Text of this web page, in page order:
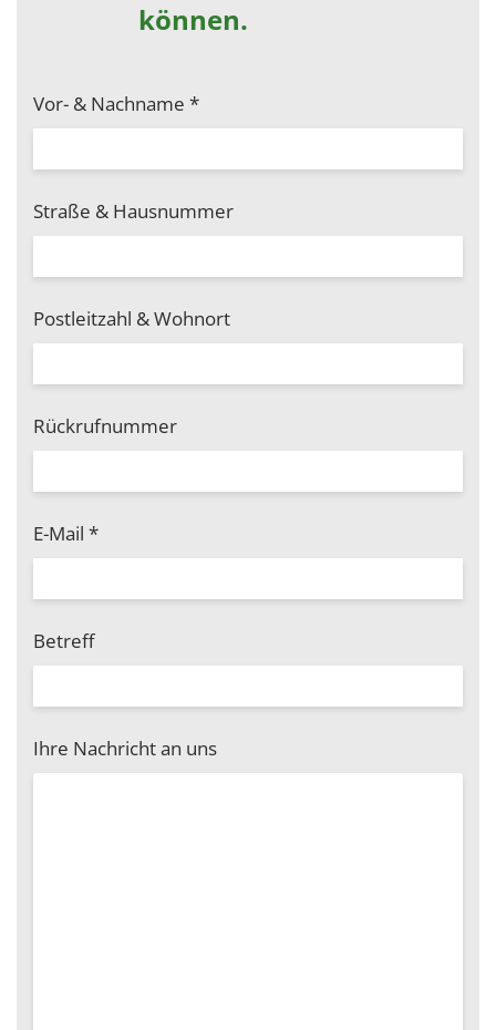
können.
Vor- & Nachname *
Straße & Hausnummer
Postleitzahl & Wohnort
Rückrufnummer
E-Mail *
Betreff
Ihre Nachricht an uns